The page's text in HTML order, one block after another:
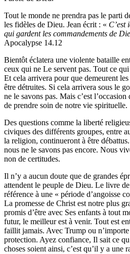
Tout le monde ne prendra pas le parti
les fidèles de Dieu. Jean écrit : « C’est
qui gardent les commandements de
Apocalypse 14.12
Bientôt éclatera une violente bataille
ceux qui ne Le servent pas. Tout ce
Et cela arrivera pour que demeurent
être détruites. Si cela arrivera sous le
ne le savons pas. Mais c’est
de prendre soin de notre vie spirituelle.
Des questions comme la liberté
civiques des différents groupes, entre
la religion, continueront à être
nous ne le savons pas encore. Nous
non de certitudes.
Il n’y a aucun doute que de grandes
attendent le peuple de Dieu. Le livre
référence à une « période d’angoisse
La promesse de Christ est notre plus
promis d’être avec Ses enfants à tout
futur, le meilleur est à venir. Tout est
faillit jamais. Avec Trump ou
protection. Ayez confiance, Il sait ce
choses soient ainsi, c’est qu’il y a une